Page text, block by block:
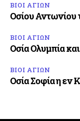
ΒΙΟΙ ΑΓΙΩΝ
Οσίου
ΒΙΟΙ ΑΓΙΩΝ
Οσία Ολυμπία
ΒΙΟΙ ΑΓΙΩΝ
Οσία Σοφία η εν